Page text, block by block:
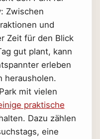
Zwischen
und
Zeit für den Blick
gut plant, kann
erleben
herausholen.
mit vielen
praktische
Dazu zählen
eine